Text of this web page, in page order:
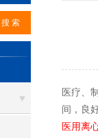
医疗、
间，良
医用离